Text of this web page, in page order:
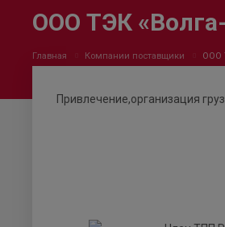
ООО ТЭК
Главная Компании поставщики ООО
Привлечение,организация